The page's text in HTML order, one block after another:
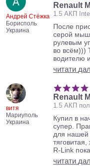
Андрей Стёжка
Борисполь
Украина
Renault
1.5 АКП
После
серой
рулевым
во всём)))
водителю
читати
витя
Мариуполь
Украина
Renault
1.5 АКП
Купил в
супер.
для нашей
R-Link
читати